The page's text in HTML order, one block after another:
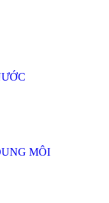
MÔI